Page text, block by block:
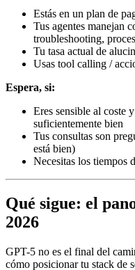
Estás en un plan de
Tus agentes manejan
troubleshooting,
Tu tasa actual de
Usas tool calling /
Espera, si:
Eres sensible al coste
suficientemente bien
Tus consultas son
está bien)
Necesitas los tiempos
Qué sigue: el
2026
GPT-5 no es el final del
cómo posicionar tu stack de